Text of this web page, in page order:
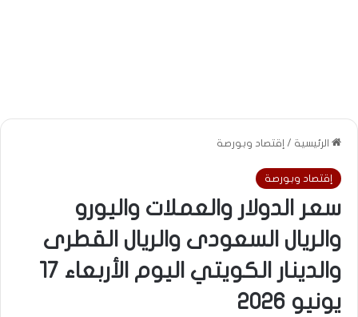
الرئيسية / إقتصاد وبورصة
إقتصاد وبورصة
سعر الدولار والعملات واليورو
والريال السعودى والريال القطرى
والدينار الكويتي اليوم الأربعاء 17
يونيو 2026